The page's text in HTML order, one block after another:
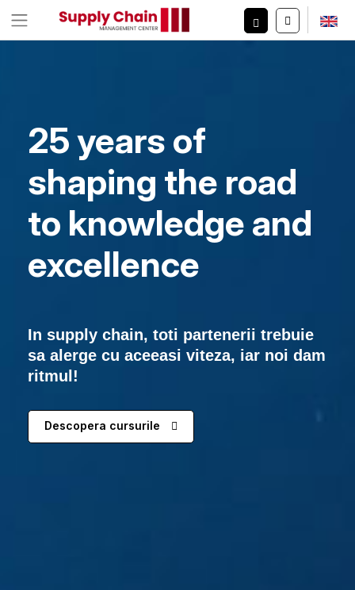
25 years of
shaping the road
to knowledge and
excellence
In supply chain, toti partenerii trebuie
sa alerge cu aceeasi viteza, iar noi dam
ritmul!
Descopera cursurile